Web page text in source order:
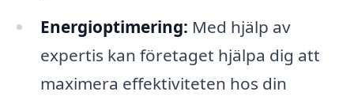
Energioptimering: Med hjälp av
expertis kan företaget hjälpa dig att
maximera effektiviteten hos din